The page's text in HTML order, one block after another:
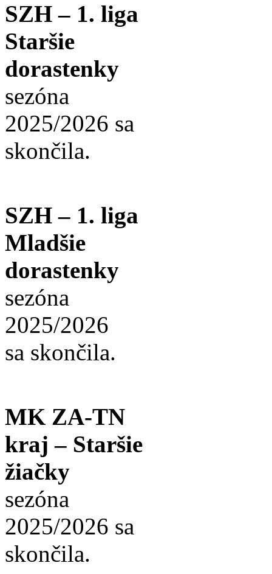
SZH – 1. liga
Staršie
dorastenky
sezóna
2025/2026 sa
skončila.
SZH – 1. liga
Mladšie
dorastenky
sezóna
2025/2026
sa skončila.
MK ZA-TN
kraj – Staršie
žiačky
sezóna
2025/2026 sa
skončila.